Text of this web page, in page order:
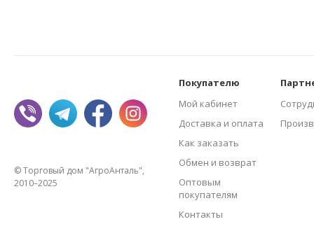
© Торговый дом "АгроАнталь",
2010–2025
Покупателю
Мой кабинет
Доставка и оплата
Как заказать
Обмен и возврат
Оптовым
покупателям
Контакты